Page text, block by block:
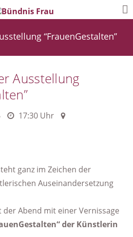
“FrauenGestalten”
Ausstellung
17:30 Uhr
ganz im Zeichen der
Auseinandersetzung
der Abend mit einer Vernissage
der Künstlerin